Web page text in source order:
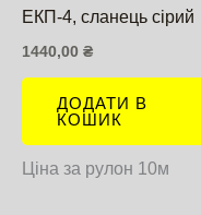
ЕКП-4, сланець сірий
1440,00 ₴
ДОДАТИ В
КОШИК
Ціна за рулон 10м